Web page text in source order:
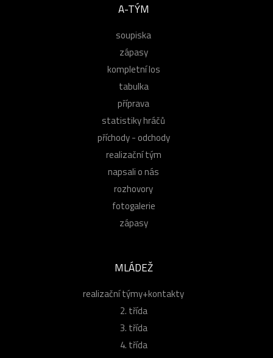
A-TÝM
soupiska
zápasy
kompletní los
tabulka
příprava
statistiky hráčů
příchody - odchody
realizační tým
napsali o nás
rozhovory
fotogalerie
zápasy
MLÁDEŽ
realizační týmy+kontakty
2. třída
3. třída
4. třída